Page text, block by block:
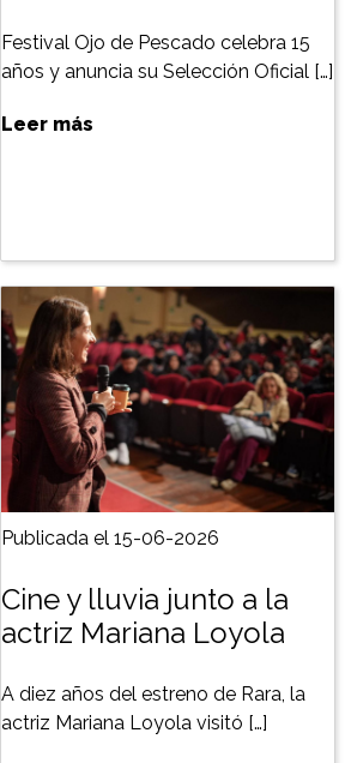
Festival Ojo de Pescado celebra 15
años y anuncia su Selección Oficial […]
Leer más
Publicada el 15-06-2026
Cine y lluvia junto a la
actriz Mariana Loyola
A diez años del estreno de Rara, la
actriz Mariana Loyola visitó […]